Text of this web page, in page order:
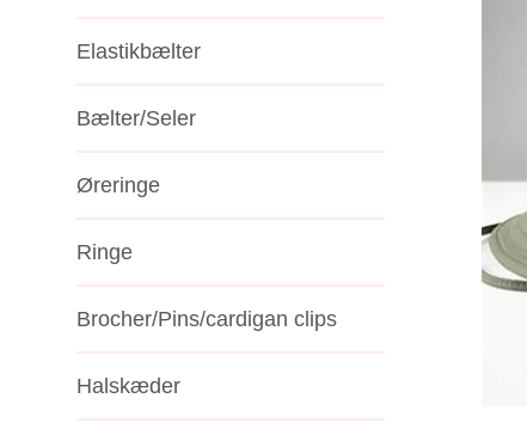
Elastikbælter
Bælter/Seler
Øreringe
Ringe
Brocher/Pins/cardigan clips
Halskæder